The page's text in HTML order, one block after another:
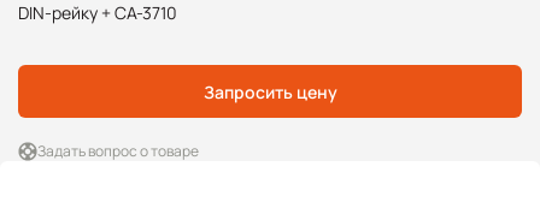
DIN-рейку + CA-3710
Запросить цену
Задать вопрос о товаре